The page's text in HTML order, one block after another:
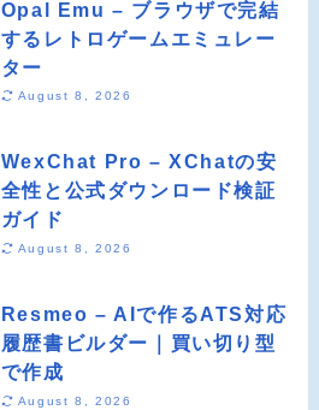
Opal Emu – ブラウザで完結
するレトロゲームエミュレー
ター
August 8, 2026
WexChat Pro – XChatの安
全性と公式ダウンロード検証
ガイド
August 8, 2026
Resmeo – AIで作るATS対応
履歴書ビルダー｜買い切り型
で作成
August 8, 2026